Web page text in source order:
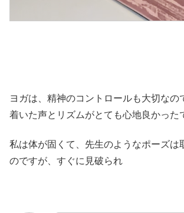
ヨガは、精神のコントロールも大切なの
着いた声とリズムがとても心地良かった
私は体が固くて、先生のようなポーズは
のですが、すぐに見破られ